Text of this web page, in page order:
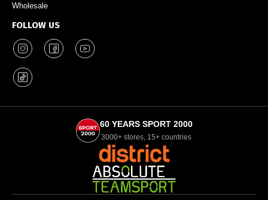
Wholesale
FOLLOW US
60 YEARS SPORT 2000
3000+ stores, 15+ countries